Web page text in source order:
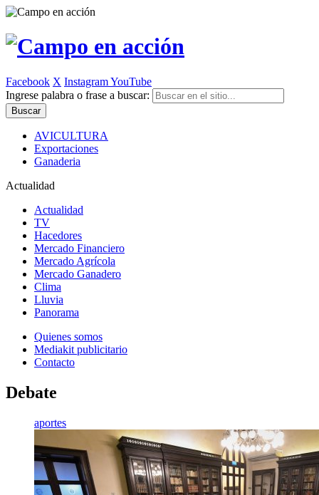
Facebook X InstagramYouTube
Ingrese palabra o frase a buscar:
AVICULTURA
Exportaciones
Ganaderia
Actualidad
Actualidad
TV
Hacedores
Mercado Financiero
Mercado Agrícola
Mercado Ganadero
Clima
Lluvia
Panorama
Quienes somos
Mediakit publicitario
Contacto
Debate
aportes